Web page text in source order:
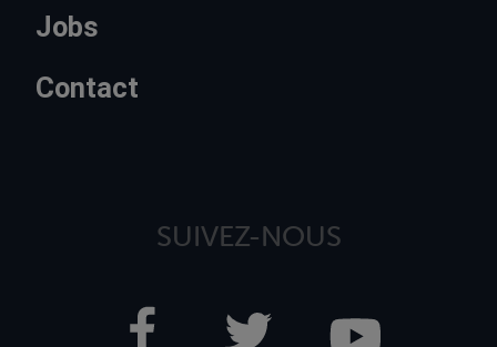
Jobs
Contact
SUIVEZ-NOUS